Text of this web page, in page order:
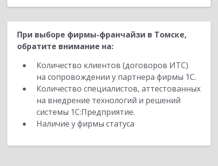
При выборе фирмы-франчайзи в Томске,
обратите внимание на:
Количество клиентов (договоров ИТС)
на сопровождении у партнера фирмы 1С.
Количество специалистов, аттестованных
на внедрение технологий и решений
системы 1С:Предприятие.
Наличие у фирмы статуса